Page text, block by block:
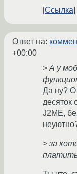
Ссылка
Ответ на:
+00:00
> А у
Да ну?
десяток
J2ME,
> за